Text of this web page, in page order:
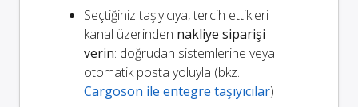
Seçtiğiniz taşıyıcıya, tercih ettikleri
kanal üzerinden nakliye siparişi
verin: doğrudan sistemlerine veya
otomatik posta yoluyla (bkz.
Cargoson ile entegre taşıyıcılar)